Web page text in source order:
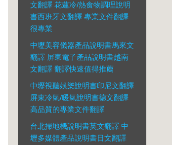
文翻譯 花蓮冷/熱食物調理說明
書西班牙文翻譯 專業文件翻譯
很專業
中壢美容儀器產品說明書馬來文
翻譯 屏東電子產品說明書越南
文翻譯 翻譯快速值得推薦
中壢視聽娛樂說明書印尼文翻譯
屏東冷氣/暖氣說明書德文翻譯
高品質的專業文件翻譯
台北掃地機說明書英文翻譯 中
壢多媒體產品說明書日文翻譯